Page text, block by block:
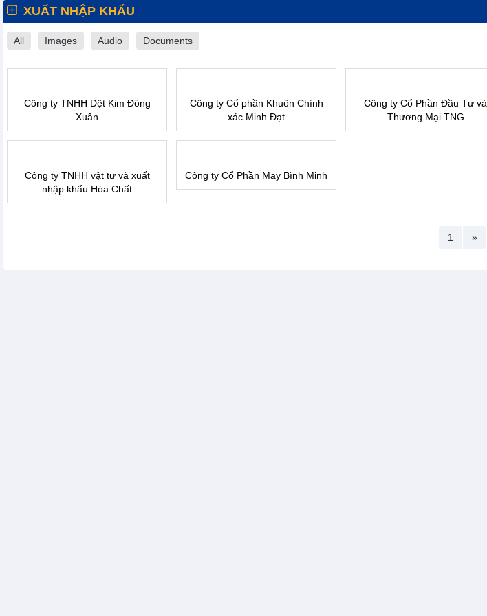
XUẤT NHẬP KHẨU
All Images Audio Documents
Công ty TNHH Dệt Kim Đông
Xuân
Công ty Cổ phần Khuôn Chính
xác Minh Đạt
Công ty Cổ Phần Đầu Tư và
Thương Mại TNG
Công ty TNHH vật tư và xuất
nhập khẩu Hóa Chất
Công ty Cổ Phần May Bình Minh
1 »